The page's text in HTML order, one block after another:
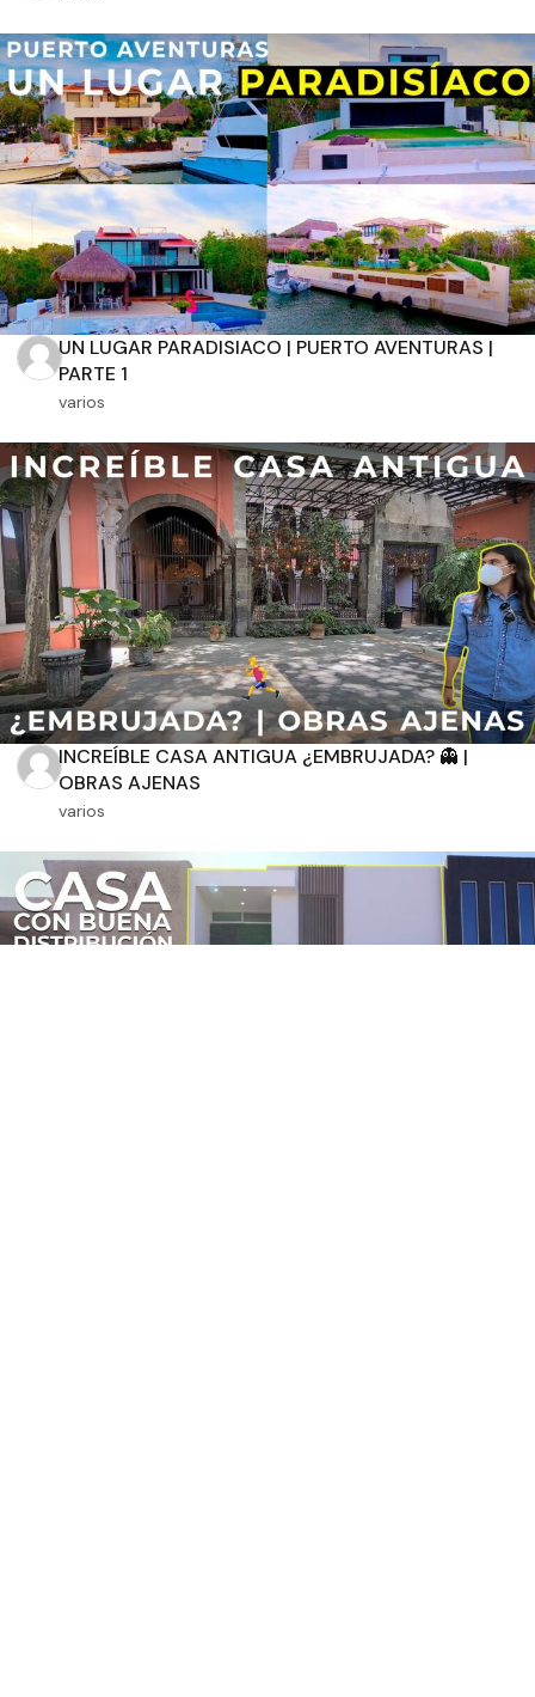
UN LUGAR PARADISIACO | PUERTO AVENTURAS |
PARTE 1
varios
INCREÍBLE CASA ANTIGUA ¿EMBRUJADA? 👻 |
OBRAS AJENAS
varios
Aplicar filtros